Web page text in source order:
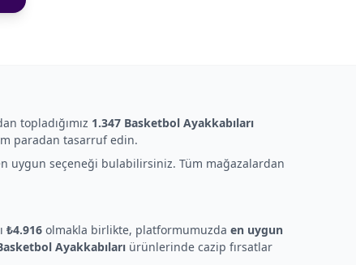
topladığımız 1.347 Basketbol Ayakkabıları
paradan tasarruf edin.
uygun seçeneği bulabilirsiniz. Tüm mağazalardan
₺4.916 olmakla birlikte, platformumuzda en uygun
Ayakkabıları ürünlerinde cazip fırsatlar